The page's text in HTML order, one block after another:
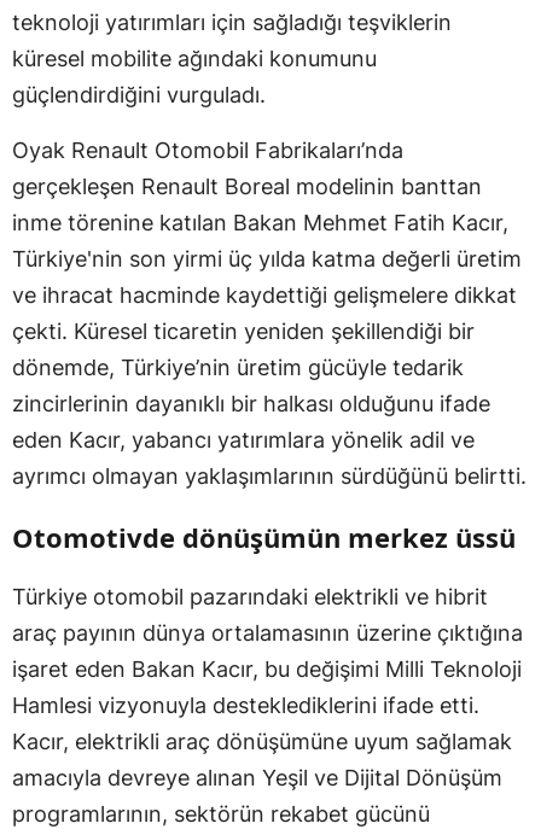
teknoloji yatırımları için sağladığı teşviklerin
küresel mobilite ağındaki konumunu
güçlendirdiğini vurguladı.
Oyak Renault Otomobil Fabrikaları’nda
gerçekleşen Renault Boreal modelinin banttan
inme törenine katılan Bakan Mehmet Fatih Kacır,
Türkiye'nin son yirmi üç yılda katma değerli üretim
ve ihracat hacminde kaydettiği gelişmelere dikkat
çekti. Küresel ticaretin yeniden şekillendiği bir
dönemde, Türkiye’nin üretim gücüyle tedarik
zincirlerinin dayanıklı bir halkası olduğunu ifade
eden Kacır, yabancı yatırımlara yönelik adil ve
ayrımcı olmayan yaklaşımlarının sürdüğünü belirtti.
Otomotivde dönüşümün merkez üssü
Türkiye otomobil pazarındaki elektrikli ve hibrit
araç payının dünya ortalamasının üzerine çıktığına
işaret eden Bakan Kacır, bu değişimi Milli Teknoloji
Hamlesi vizyonuyla desteklediklerini ifade etti.
Kacır, elektrikli araç dönüşümüne uyum sağlamak
amacıyla devreye alınan Yeşil ve Dijital Dönüşüm
programlarının, sektörün rekabet gücünü